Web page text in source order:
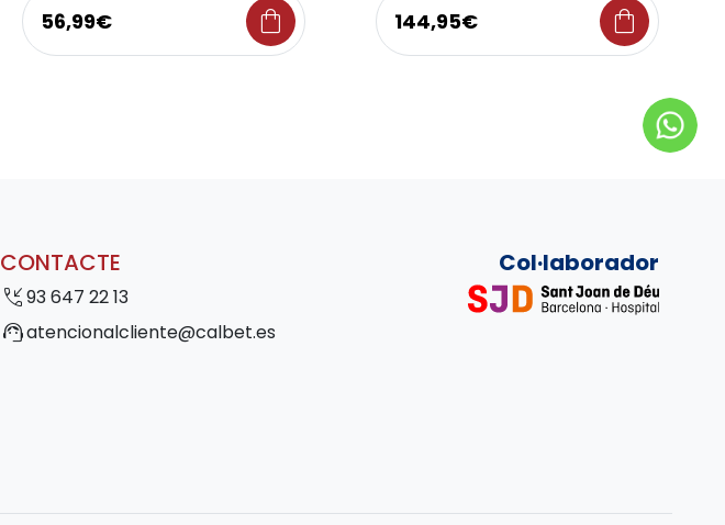
56,99€ shopping_bag 144,95€ shopping_bag
CONTACTE
phone_callback93 647 22 13
support_agentatencionalcliente@calbet.es
Col·laborador